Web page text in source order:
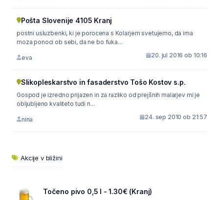
Pošta Slovenije 4105 Kranj
postni usluzbenki, ki je porocena s Kolarjem svetujemo, da ima
moza ponoci ob sebi, da ne bo fuka...
eva 20. jul 2016 ob 10:16
Slikopleskarstvo in fasaderstvo Tošo Kostov s.p.
Gospod je izredno prijazen in za razliko od prejšnih malarjev mi je
obljubljeno kvaliteto tudi n...
nina 24. sep 2010 ob 21:57
Akcije v bližini
Točeno pivo 0,5 l - 1.30€ (Kranj)